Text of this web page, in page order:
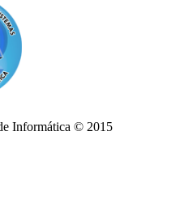
Informática © 2015